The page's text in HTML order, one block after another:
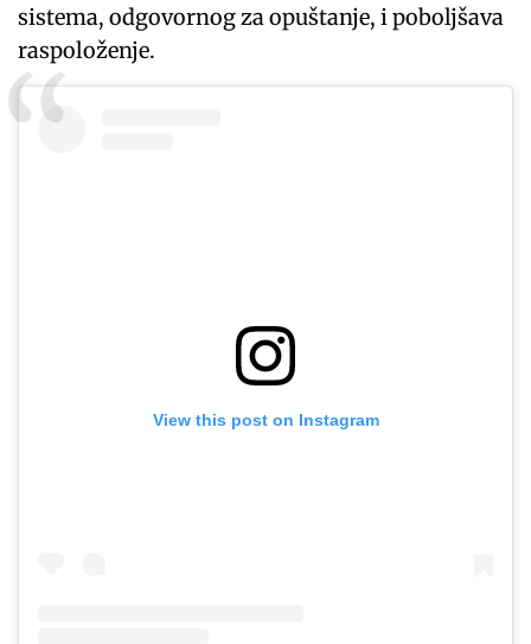
sistema, odgovornog za opuštanje, i poboljšava
raspoloženje.
View this post on Instagram